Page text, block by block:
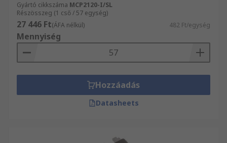
Gyártó cikkszáma MCP2120-I/SL
Részösszeg (1 cső / 57 egység)
27 446 Ft(ÁFA nélkül) 482 Ft/egység
Mennyiség
Hozzáadás
Datasheets